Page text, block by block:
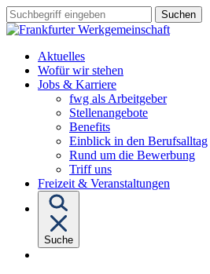
Sprungziel:
Zum
Sprungziel:
Zur
Sprungziel:
Zum
Suchbegriff
eingeben
Aktuelles
Wofür wir stehen
Jobs & KarriereUntermenü
von
"Jobs
&
fwg als Arbeitgeber
Stellenangebote
Benefits
Einblick in den Berufsalltag
Rund um die Bewerbung
Triff uns
Freizeit & Veranstaltungen
Suche